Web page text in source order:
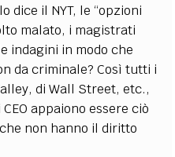
dice il NYT, le “opzioni
malato, i magistrati
indagini in modo che
da criminale? Così tutti i
di Wall Street, etc.,
appaiono essere ciò
non hanno il diritto